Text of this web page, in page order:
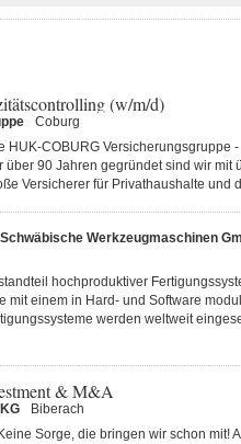
(w/m/d)
Coburg
HUK-COBURG Versicherungsgruppe
90 Jahren gegründet sind wir mit
Versicherer für Privathaushalte und
Schwäbische Werkzeugmaschinen
hochproduktiver
mit einem in Hard- und Software
werden weltweit
& M&A
Biberach
Sorge, die bringen wir schon mit!